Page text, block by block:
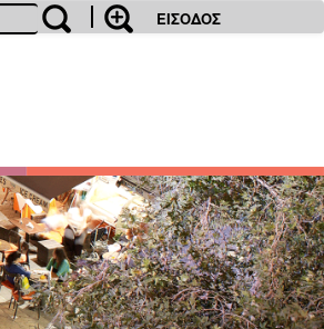
ΕΙΣΟΔΟΣ